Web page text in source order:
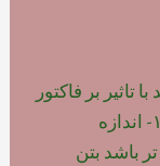
بر فاکتور
های زیر ، بر روی مقاومت بتن موثر باشد: ۱- اندازه
باشد بتن